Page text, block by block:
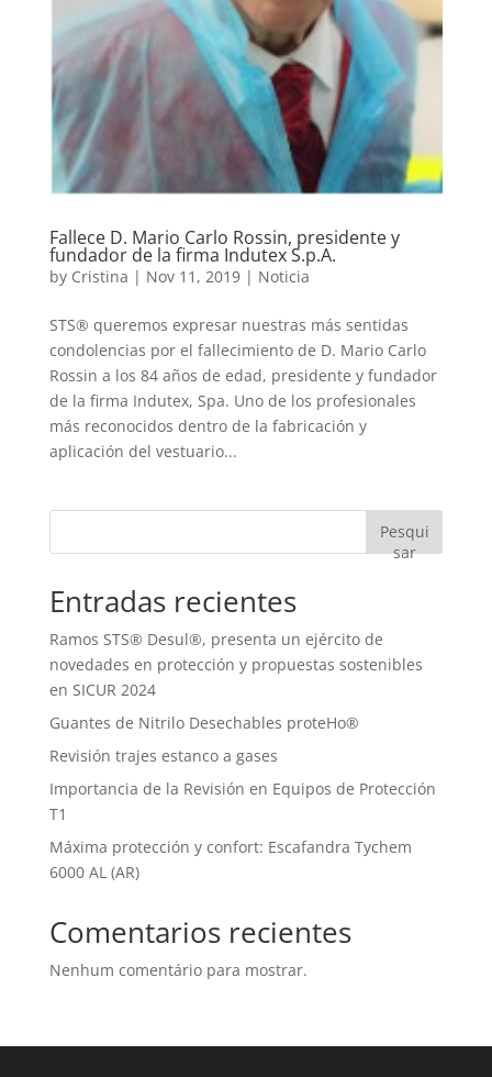
Fallece D. Mario Carlo Rossin, presidente y
fundador de la firma Indutex S.p.A.
by Cristina | Nov 11, 2019| Noticia
STS® queremos expresar nuestras más sentidas
condolencias por el fallecimiento de D. Mario Carlo
Rossin a los 84 años de edad, presidente y fundador
de la firma Indutex, Spa. Uno de los profesionales
más reconocidos dentro de la fabricación y
aplicación del vestuario...
Pesqui
sar
Entradas recientes
Ramos STS® Desul®, presenta un ejército de
novedades en protección y propuestas sostenibles
en SICUR 2024
Guantes de Nitrilo Desechables proteHo®
Revisión trajes estanco a gases
Importancia de la Revisión en Equipos de Protección
T1
Máxima protección y confort: Escafandra Tychem
6000 AL (AR)
Comentarios recientes
Nenhum comentário para mostrar.